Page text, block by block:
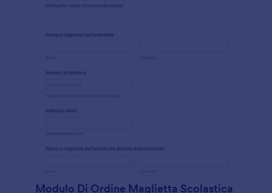
Modulo Di Ordine Maglietta Scolastica